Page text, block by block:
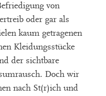
von
oder gar als
kaum getragenen
Kleidungsstücke
der sichtbare
Doch wir
nach St(r)ich und